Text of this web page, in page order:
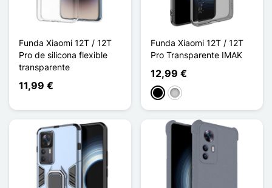
Funda Xiaomi 12T / 12T
Pro de silicona flexible
transparente
11,99 €
Funda Xiaomi 12T / 12T
Pro Transparente IMAK
12,99 €
NegroTransparente